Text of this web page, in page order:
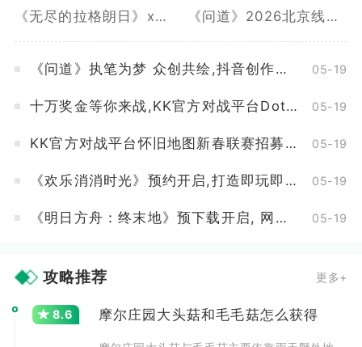
《无尽的拉格朗日》x《坦克世界闪击战》联动全开,3款舰船礼装免费送 《问道》2026北京线下玩家交流会报名最后一天
《问道》执笔为梦 众创共绘,抖音创作活动开启 05-19
十万奖金等你来战,KK官方对战平台DotA 2026春季联赛开启 05-19
KK官方对战平台怀旧地图新春联赛招募开启,海量赞助等你来报名 05-19
《欢乐消消时光》预约开启,打造即玩即收藏的“多海岛旅行纪录片” 05-19
《明日方舟：终末地》预下载开启, 网易云游戏免下载不占内存 05-19
攻略推荐 更多+
8.6 摩尔庄园大头菇和毛毛菇怎么获得